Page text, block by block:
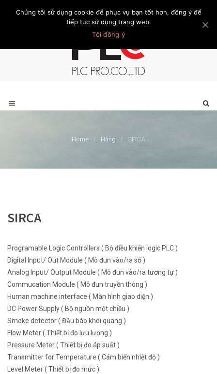
Trang chủ Giới thiệu Khách hàng Liên hệ Thành viên
Home / Hãng / SIRCA
SIRCA
Programable Logic Controllers ( Bộ điều khiển logic PLC )
Digital Input/ Out Module ( Mô đun vào/ra số )
Analog Input/ Output Module ( Mô đun vào/ra tương tự )
Commucation Module ( Mô đun truyền thông )
Human machine interface ( Màn hình giao diện )
DC Power Supply ( Bộ nguồn một chiều )
Smoke detector ( Đầu báo khói quang )
Flow Meter ( Thiết bị đo lưu lượng )
Pressure Meter ( Thiết bị đo áp suất )
Transmitter for Temperature ( Cảm biến nhiệt độ )
Level Meter ( Thiết bị đo mức )
Chúng tôi sử dụng cookie để phục vụ bạn tốt hơn, đồng ý để
tiếp tục sử dụng trang web.
Tôi đồng ý